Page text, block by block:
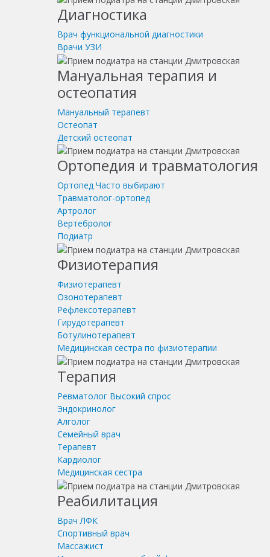
Диагностика
Врач функциональной диагностики
Врачи УЗИ
Мануальная терапия и
остеопатия
Мануальный терапевт
Остеопат
Детский остеопат
Ортопедия и травматология
Ортопед Часто выбирают
Травматолог-ортопед
Артролог
Вертебролог
Подиатр
Физиотерапия
Физиотерапевт
Озонотерапевт
Рефлексотерапевт
Гирудотерапевт
Ботулинотерапевт
Медицинская сестра по физиотерапии
Терапия
Ревматолог Высокий спрос
Эндокринолог
Алголог
Семейный врач
Терапевт
Кардиолог
Медицинская сестра
Реабилитация
Врач ЛФК
Спортивный врач
Массажист